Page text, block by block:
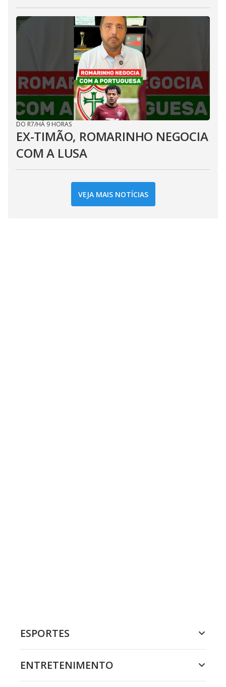
DO R7/HÁ 9 HORAS
EX-TIMÃO, ROMARINHO NEGOCIA
COM A LUSA
VEJA MAIS NOTÍCIAS
ESPORTES
ENTRETENIMENTO